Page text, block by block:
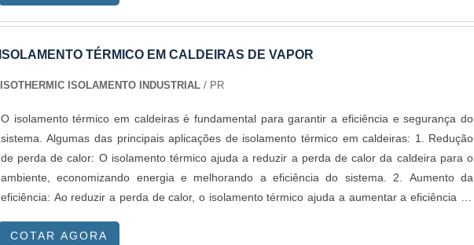
ISOLAMENTO TÉRMICO EM CALDEIRAS DE VAPOR
ISOTHERMIC ISOLAMENTO INDUSTRIAL/ PR
O isolamento térmico em caldeiras é fundamental para garantir a eficiência e segurança do
sistema. Algumas das principais aplicações de isolamento térmico em caldeiras: 1. Redução
de perda de calor: O isolamento térmico ajuda a reduzir a perda de calor da caldeira para o
ambiente, economizando energia e melhorando a eficiência do sistema. 2. Aumento da
eficiência: Ao reduzir a perda de calor, o isolamento térmico ajuda a aumentar a eficiência da
queimaduras: O isolamento térmico ajuda a proteger os operadores contra queimaduras
COTAR AGORA